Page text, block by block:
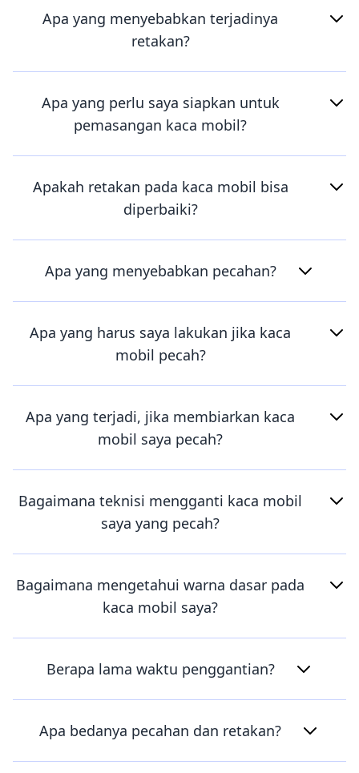
Apa yang menyebabkan terjadinya
retakan?
Apa yang perlu saya siapkan untuk
pemasangan kaca mobil?
Apakah retakan pada kaca mobil bisa
diperbaiki?
Apa yang menyebabkan pecahan?
Apa yang harus saya lakukan jika kaca
mobil pecah?
Apa yang terjadi, jika membiarkan kaca
mobil saya pecah?
Bagaimana teknisi mengganti kaca mobil
saya yang pecah?
Bagaimana mengetahui warna dasar pada
kaca mobil saya?
Berapa lama waktu penggantian?
Apa bedanya pecahan dan retakan?